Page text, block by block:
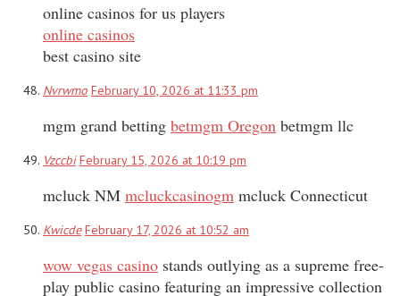
online casinos for us players
online casinos
best casino site
Nvrwmo February 10, 2026 at 11:33 pm
mgm grand betting betmgm Oregon betmgm llc
Vzccbi February 15, 2026 at 10:19 pm
mcluck NM mcluckcasinogm mcluck Connecticut
Kwicde February 17, 2026 at 10:52 am
wow vegas casino stands outlying as a supreme free-
play public casino featuring an impressive collection